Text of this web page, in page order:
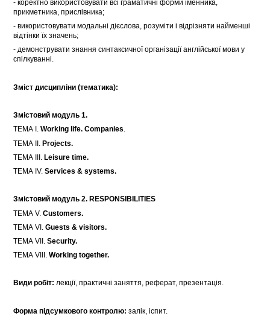
- коректно використовувати всі граматичні форми іменника,
прикметника, прислівника;
- використовувати модальні дієслова, розуміти і відрізняти найменші
відтінки їх значень;
- демонструвати знання синтаксичної організації англійської мови у
спілкуванні.
Зміст дисципліни (тематика):
Змістовий модуль 1.
ТЕМА І.Working life. Companies.
ТЕМА ІІ.Projects.
ТЕМА IІІ.Leisure time.
ТЕМА ІV.Services & systems.
Змістовий модуль 2. RESPONSIBILITIES
ТЕМА V.Customers.
ТЕМА VІ.Guests & visitors.
ТЕМА VII.Security.
ТЕМА VIII.Working together.
Види робіт:лекції, практичні заняття, реферат, презентація.
Форма підсумкового контролю: залік, іспит.